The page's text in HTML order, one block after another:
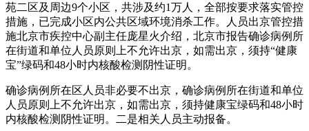
苑二区及周边9个小区，共涉及约1万人，全部按要求落实管控
措施，已完成小区内公共区域环境消杀工作。人员出京管控措
施北京市疾控中心副主任庞星火介绍，北京市报告确诊病例所
在街道和单位人员原则上不允许出京，如需出京，须持“健康
宝”绿码和48小时内核酸检测阴性证明。
确诊病例所在区人员非必要不出京，确诊病例所在街道和单位
人员原则上不允许出京，如需出京，须持健康宝绿码和48小时
内核酸检测阴性证明。二是相关人员主动报备。